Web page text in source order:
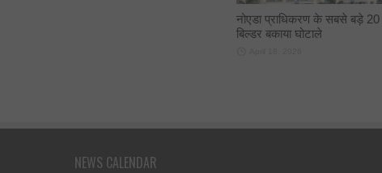
नोएडा प्राधिकरण के सबसे बड़े 20
बिल्डर बकाया घोटाले
NEWS CALENDAR